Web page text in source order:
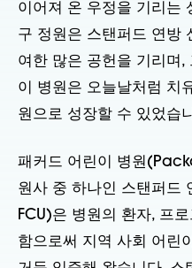
이어져 온 우정을 기리는
구 정원은 스탠퍼드 연방
여한 많은 공헌을 기리며,
이 병원은 오늘날처럼 치
원으로 성장할 수 있었습
패커드 어린이 병원
원사 중 하나인 스탠퍼드
FCU)은 병원의 환자, 프
함으로써 지역 사회 어린